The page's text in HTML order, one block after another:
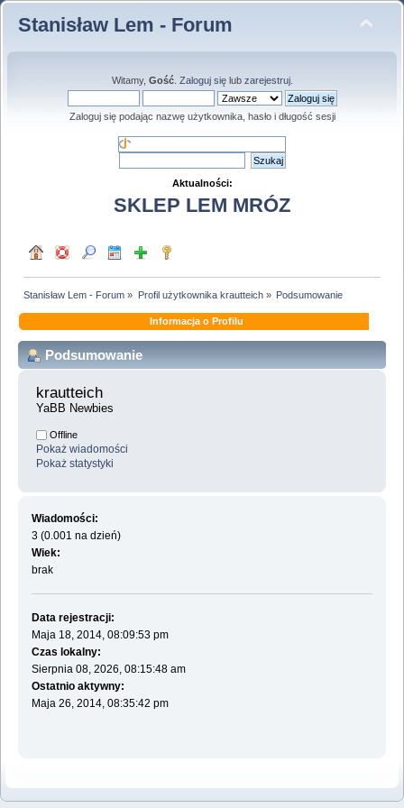
Stanisław Lem - Forum
Witamy, Gość. Zaloguj sięlub zarejestruj.
Zaloguj się podając nazwę użytkownika, hasło i długość sesji
Aktualności:
SKLEP LEM MRÓZ
Stanisław Lem - Forum » Profil użytkownika krautteich» Podsumowanie
Informacja o Profilu
Podsumowanie
krautteich
YaBB Newbies
Offline
Pokaż wiadomości
Pokaż statystyki
Wiadomości:
3 (0.001 na dzień)
Wiek:
brak
Data rejestracji:
Maja 18, 2014, 08:09:53 pm
Czas lokalny:
Sierpnia 08, 2026, 08:15:48 am
Ostatnio aktywny:
Maja 26, 2014, 08:35:42 pm